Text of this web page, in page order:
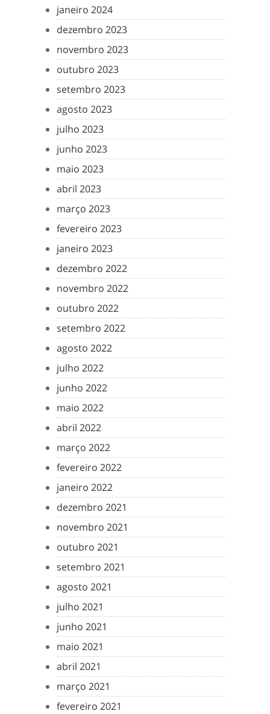
janeiro 2024
dezembro 2023
novembro 2023
outubro 2023
setembro 2023
agosto 2023
julho 2023
junho 2023
maio 2023
abril 2023
março 2023
fevereiro 2023
janeiro 2023
dezembro 2022
novembro 2022
outubro 2022
setembro 2022
agosto 2022
julho 2022
junho 2022
maio 2022
abril 2022
março 2022
fevereiro 2022
janeiro 2022
dezembro 2021
novembro 2021
outubro 2021
setembro 2021
agosto 2021
julho 2021
junho 2021
maio 2021
abril 2021
março 2021
fevereiro 2021